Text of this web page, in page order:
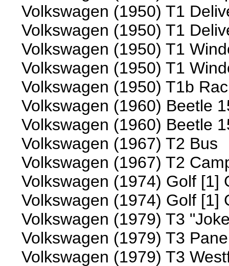
Volkswagen (1950) T1
Volkswagen (1950) T1
Volkswagen (1950) T1
Volkswagen (1950) T1
Volkswagen (1950) T1b
Volkswagen (1960) Beetle
Volkswagen (1960) Beetle
Volkswagen (1967) T2 Bus
Volkswagen (1967) T2
Volkswagen (1974) Golf [1]
Volkswagen (1974) Golf [1]
Volkswagen (1979) T3
Volkswagen (1979) T3
Volkswagen (1979) T3